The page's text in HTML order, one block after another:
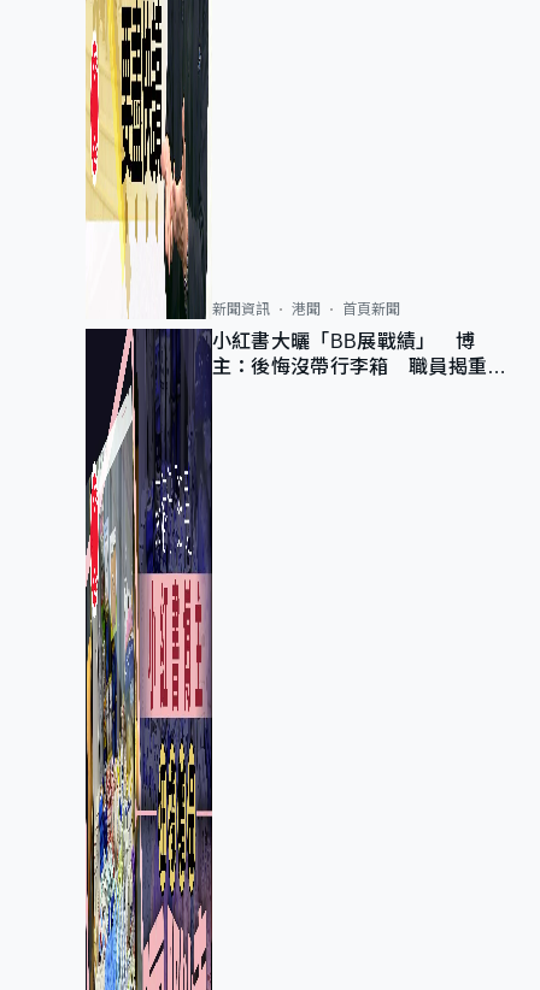
新聞資訊 港聞 首頁新聞
小紅書大曬「BB展戰績」 博
主：後悔沒帶行李箱 職員揭重複